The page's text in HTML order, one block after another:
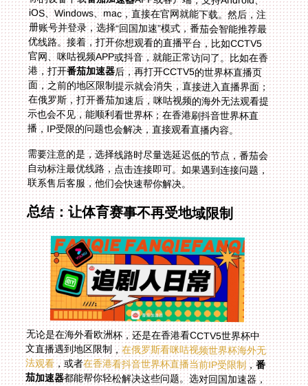
港，打开番茄加速器后，再打开CCTV5的世界杯直播页
面，之前的地区限制提示就会消失，直接进入直播界面；
在俄罗斯，打开番茄加速后，咪咕视频的海外无法观看提
示也会不见，能顺利看世界杯；在香港刷抖音世界杯直
播，IP受限的问题也会解决，直接观看直播内容。
需要注意的是，选择线路时尽量选延迟低的节点，番茄会
自动标注最优线路，点击连接即可。如果遇到连接问题，
联系售后客服，他们会快速帮你解决。
总结：让体育赛事不再受地域限制
无论是在海外看欧洲杯，还是在香港看CCTV5世界杯中
文直播遇到地区限制，在俄罗斯看咪咕视频世界杯海外无
法观看，或者在香港看抖音世界杯直播当前IP受限制，番
茄加速器都能帮你轻松解决这些问题。选对回国加速器，
不仅能解锁国内体育赛事直播，还能让你享受熟悉的中文
解说和高清流畅的观看体验。2026美加墨世界杯即将到